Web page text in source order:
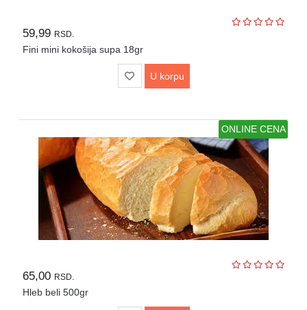
59,99 RSD.
Fini mini kokošija supa 18gr
U korpu
ONLINE CENA
65,00 RSD.
Hleb beli 500gr